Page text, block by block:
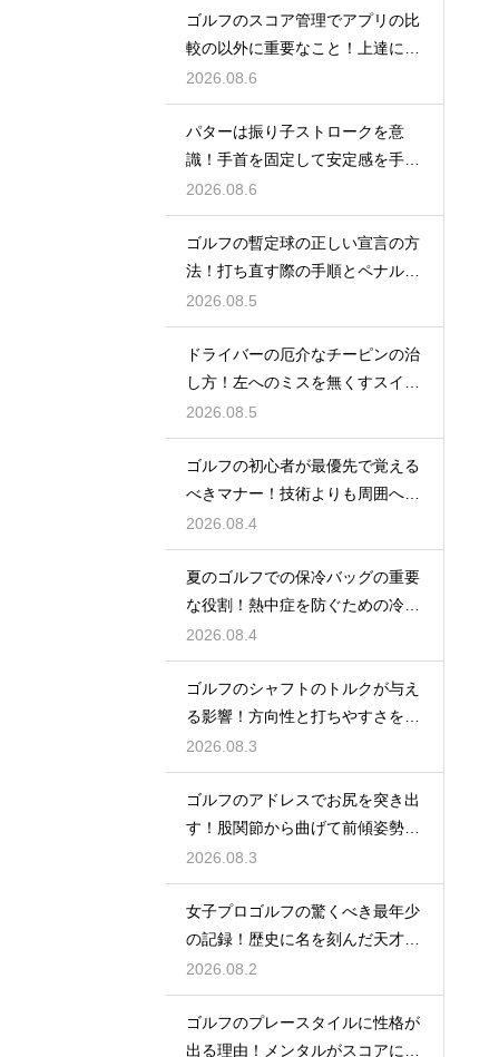
ゴルフのスコア管理でアプリの比
較の以外に重要なこと！上達に繋
がる記録術
2026.08.6
パターは振り子ストロークを意
識！手首を固定して安定感を手に
入れる
2026.08.6
ゴルフの暫定球の正しい宣言の方
法！打ち直す際の手順とペナルテ
ィの扱い
2026.08.5
ドライバーの厄介なチーピンの治
し方！左へのミスを無くすスイン
グ改善
2026.08.5
ゴルフの初心者が最優先で覚える
べきマナー！技術よりも周囲への
配慮
2026.08.4
夏のゴルフでの保冷バッグの重要
な役割！熱中症を防ぐための冷た
い飲み物
2026.08.4
ゴルフのシャフトのトルクが与え
る影響！方向性と打ちやすさを決
める鍵
2026.08.3
ゴルフのアドレスでお尻を突き出
す！股関節から曲げて前傾姿勢を
確実に保つ
2026.08.3
女子プロゴルフの驚くべき最年少
の記録！歴史に名を刻んだ天才少
女の軌跡
2026.08.2
ゴルフのプレースタイルに性格が
出る理由！メンタルがスコアに直